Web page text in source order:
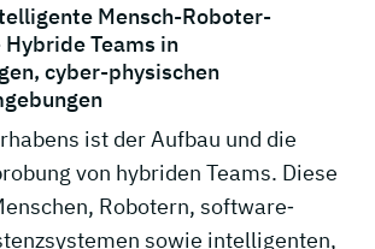
Mensch-Roboter-
Teams in
cyber-physischen
ist der Aufbau und die
von hybriden Teams. Diese
Robotern, software‐
sowie intelligenten,